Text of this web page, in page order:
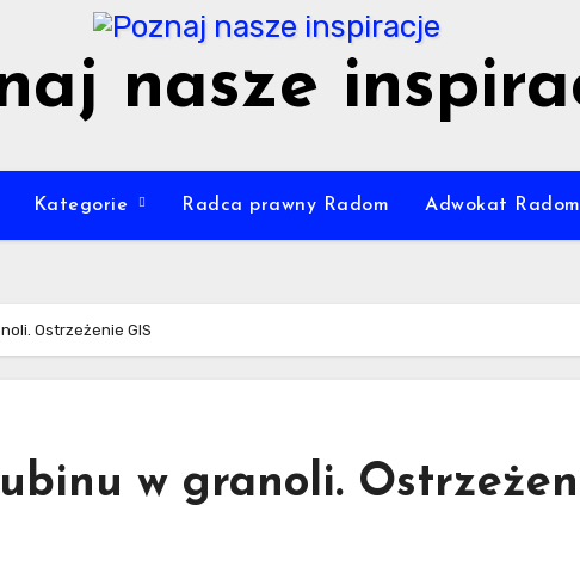
nasze
Kategorie Radca prawny Radom Adwokat Radom
Ostrzeżenie GIS
w granoli.